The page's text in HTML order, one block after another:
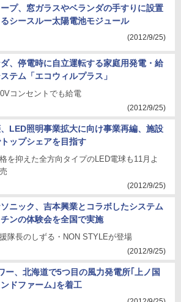
プ、窓ガラスやベランダの手すりに設置
シースルー太陽電池モジュール
(2012/9/25)
、停電時に自立運転する家庭用発電・給
テム「エコウィルプラス」
コンセントでも給電
(2012/9/25)
LED照明事業拡大に向け事業再編、施設
ップシェアを目指す
を抑えた全方向タイプのLED電球も11月よ
(2012/9/25)
ニック、吉本興業とコラボしたシステム
ンの体験会を全国で実施
隊長のしずる・NON STYLEが登場
(2012/9/25)
ー、北海道で5つ目の風力発電所｢上ノ国
ドファーム｣を着工